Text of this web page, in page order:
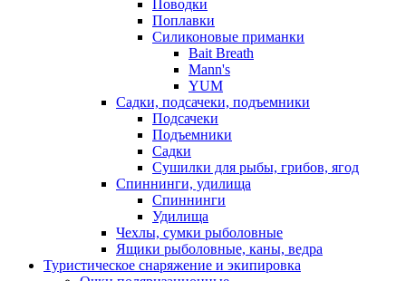
Поводки
Поплавки
Силиконовые приманки
Bait Breath
Mann's
YUM
Садки, подсачеки, подъемники
Подсачеки
Подъемники
Садки
Сушилки для рыбы, грибов, ягод
Спиннинги, удилища
Спиннинги
Удилища
Чехлы, сумки рыболовные
Ящики рыболовные, каны, ведра
Туристическое снаряжение и экипировка